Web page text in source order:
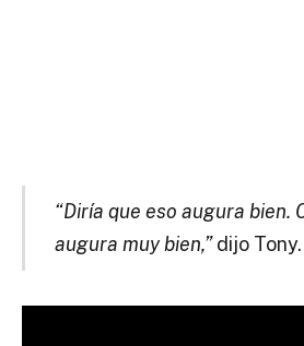
“Diría que eso augura bien.
augura muy bien,”dijo Tony.